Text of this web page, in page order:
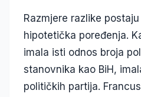
Razmjere razlike
hipotetička poređenja.
imala isti odnos broja
stanovnika kao BiH,
političkih partija.